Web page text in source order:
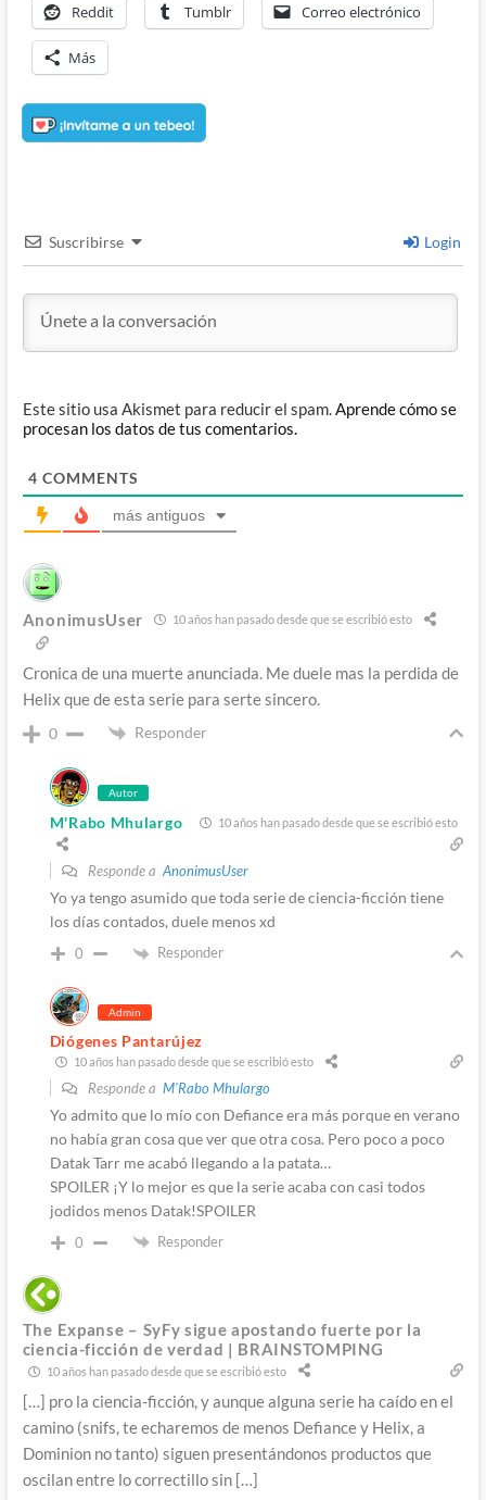
Reddit Tumblr Correo electrónico
Más
Suscribirse Login
Este sitio usa Akismet para reducir el spam. Aprende cómo se
procesan los datos de tus comentarios.
4 COMMENTS
más antiguos
AnonimusUser 10 años han pasado desde que se escribió esto
Cronica de una muerte anunciada. Me duele mas la perdida de
Helix que de esta serie para serte sincero.
0 Responder
Autor
M'Rabo Mhulargo 10 años han pasado desde que se escribió esto
Responde a AnonimusUser
Yo ya tengo asumido que toda serie de ciencia-ficción tiene
los días contados, duele menos xd
0 Responder
Admin
Diógenes Pantarújez
10 años han pasado desde que se escribió esto
Responde a M'Rabo Mhulargo
Yo admito que lo mío con Defiance era más porque en verano
no había gran cosa que ver que otra cosa. Pero poco a poco
Datak Tarr me acabó llegando a la patata…
SPOILER ¡Y lo mejor es que la serie acaba con casi todos
jodidos menos Datak!SPOILER
0 Responder
The Expanse – SyFy sigue apostando fuerte por la
ciencia-ficción de verdad | BRAINSTOMPING
10 años han pasado desde que se escribió esto
[…] pro la ciencia-ficción, y aunque alguna serie ha caído en el
camino (snifs, te echaremos de menos Defiance y Helix, a
Dominion no tanto) siguen presentándonos productos que
oscilan entre lo correctillo sin […]